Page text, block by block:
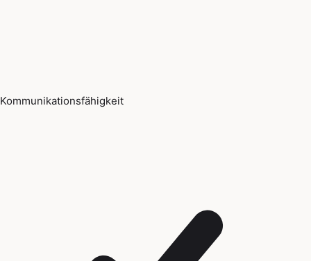
Kommunikationsfähigkeit